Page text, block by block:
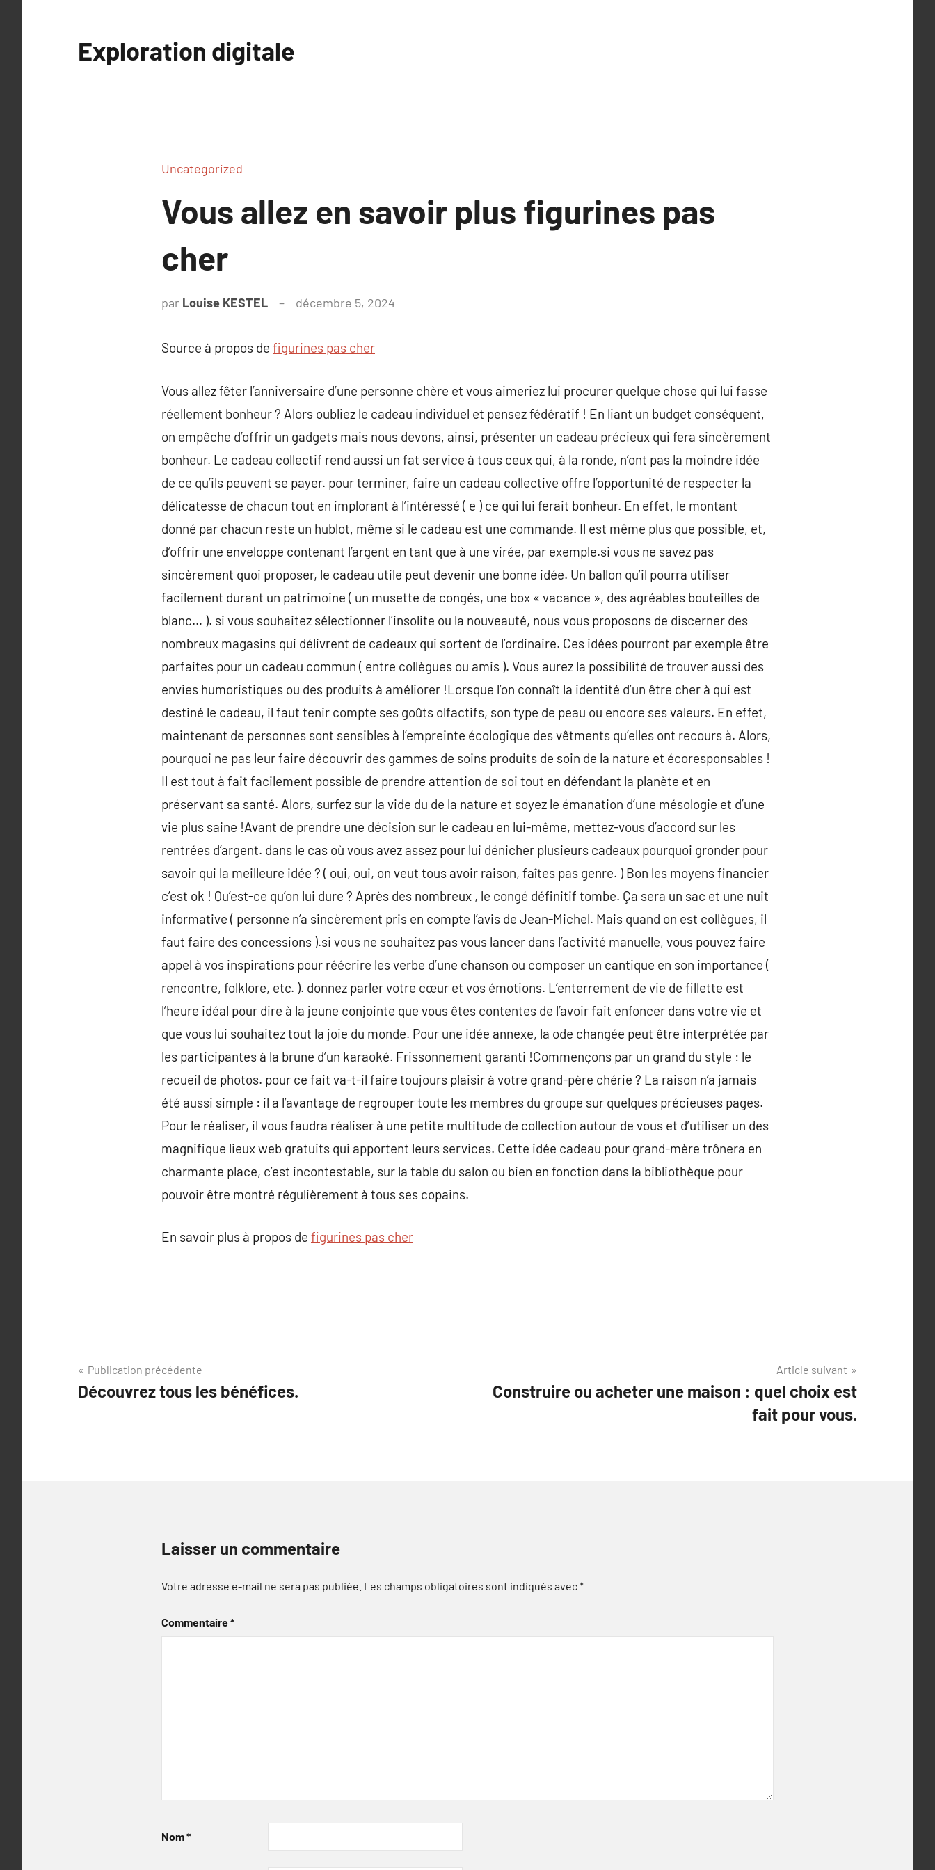
Exploration digitale
Uncategorized
Vous allez en savoir plus figurines pas
cher
par Louise KESTEL décembre 5, 2024
Source à propos de figurines pas cher
Vous allez fêter l’anniversaire d’une personne chère et vous aimeriez lui procurer quelque chose qui lui fasse
réellement bonheur ? Alors oubliez le cadeau individuel et pensez fédératif ! En liant un budget conséquent,
on empêche d’offrir un gadgets mais nous devons, ainsi, présenter un cadeau précieux qui fera sincèrement
bonheur. Le cadeau collectif rend aussi un fat service à tous ceux qui, à la ronde, n’ont pas la moindre idée
de ce qu’ils peuvent se payer. pour terminer, faire un cadeau collective offre l’opportunité de respecter la
délicatesse de chacun tout en implorant à l’intéressé ( e ) ce qui lui ferait bonheur. En effet, le montant
donné par chacun reste un hublot, même si le cadeau est une commande. Il est même plus que possible, et,
d’offrir une enveloppe contenant l’argent en tant que à une virée, par exemple.si vous ne savez pas
sincèrement quoi proposer, le cadeau utile peut devenir une bonne idée. Un ballon qu’il pourra utiliser
facilement durant un patrimoine ( un musette de congés, une box « vacance », des agréables bouteilles de
blanc… ). si vous souhaitez sélectionner l’insolite ou la nouveauté, nous vous proposons de discerner des
nombreux magasins qui délivrent de cadeaux qui sortent de l’ordinaire. Ces idées pourront par exemple être
parfaites pour un cadeau commun ( entre collègues ou amis ). Vous aurez la possibilité de trouver aussi des
envies humoristiques ou des produits à améliorer !Lorsque l’on connaît la identité d’un être cher à qui est
destiné le cadeau, il faut tenir compte ses goûts olfactifs, son type de peau ou encore ses valeurs. En effet,
maintenant de personnes sont sensibles à l’empreinte écologique des vêtments qu’elles ont recours à. Alors,
pourquoi ne pas leur faire découvrir des gammes de soins produits de soin de la nature et écoresponsables !
Il est tout à fait facilement possible de prendre attention de soi tout en défendant la planète et en
préservant sa santé. Alors, surfez sur la vide du de la nature et soyez le émanation d’une mésologie et d’une
vie plus saine !Avant de prendre une décision sur le cadeau en lui-même, mettez-vous d’accord sur les
rentrées d’argent. dans le cas où vous avez assez pour lui dénicher plusieurs cadeaux pourquoi gronder pour
savoir qui la meilleure idée ? ( oui, oui, on veut tous avoir raison, faîtes pas genre. ) Bon les moyens financier
c’est ok ! Qu’est-ce qu’on lui dure ? Après des nombreux , le congé définitif tombe. Ça sera un sac et une nuit
informative ( personne n’a sincèrement pris en compte l’avis de Jean-Michel. Mais quand on est collègues, il
faut faire des concessions ).si vous ne souhaitez pas vous lancer dans l’activité manuelle, vous pouvez faire
appel à vos inspirations pour réécrire les verbe d’une chanson ou composer un cantique en son importance (
rencontre, folklore, etc. ). donnez parler votre cœur et vos émotions. L’enterrement de vie de fillette est
l’heure idéal pour dire à la jeune conjointe que vous êtes contentes de l’avoir fait enfoncer dans votre vie et
que vous lui souhaitez tout la joie du monde. Pour une idée annexe, la ode changée peut être interprétée par
les participantes à la brune d’un karaoké. Frissonnement garanti !Commençons par un grand du style : le
recueil de photos. pour ce fait va-t-il faire toujours plaisir à votre grand-père chérie ? La raison n’a jamais
été aussi simple : il a l’avantage de regrouper toute les membres du groupe sur quelques précieuses pages.
Pour le réaliser, il vous faudra réaliser à une petite multitude de collection autour de vous et d’utiliser un des
magnifique lieux web gratuits qui apportent leurs services. Cette idée cadeau pour grand-mère trônera en
charmante place, c’est incontestable, sur la table du salon ou bien en fonction dans la bibliothèque pour
pouvoir être montré régulièrement à tous ses copains.
En savoir plus à propos de figurines pas cher
Navigation
de
Publication précédente
Découvrez tous les bénéfices.
Article suivant
Construire ou acheter une maison : quel choix est
fait pour vous.
Laisser un commentaire
Votre adresse e-mail ne sera pas publiée. Les champs obligatoires sont indiqués avec*
Commentaire*
Nom*